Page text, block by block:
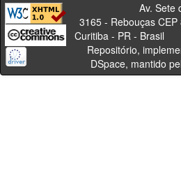
Av. Sete de
3165 - Rebouças
Curitiba - PR
Repositório,
DSpace, mantido